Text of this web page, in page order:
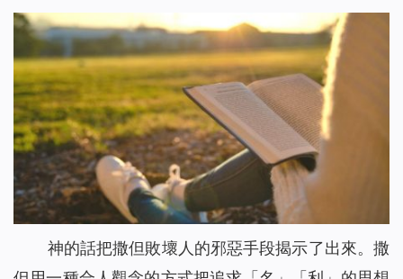
神的話把撒但敗壞人的邪惡手段揭示了出來。撒